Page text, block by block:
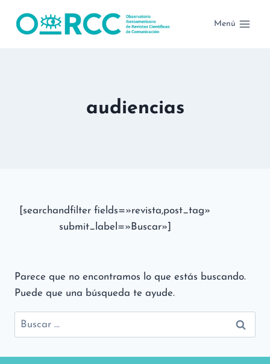
Menú
audiencias
[searchandfilter fields=»revista,post_tag»
submit_label=»Buscar»]
Parece que no encontramos lo que estás buscando.
Puede que una búsqueda te ayude.
Buscar: